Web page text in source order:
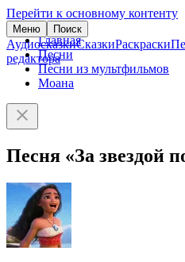
Перейти к основному контенту
Меню Поиск
АудиосказкиСказкиРаскраски
редактора
Главная
Песни
Песни из мультфильмов
Моана
Песня «За звездой